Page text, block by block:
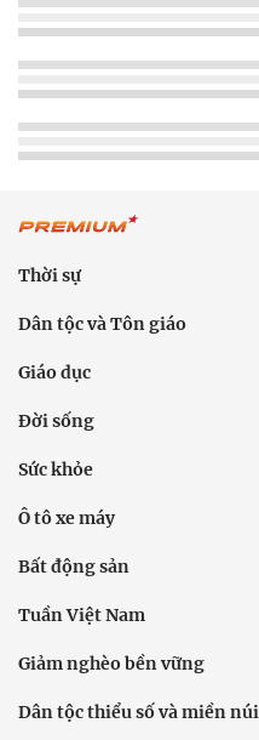
Thời sự
Dân tộc và Tôn giáo
Giáo dục
Đời sống
Sức khỏe
Ô tô xe máy
Bất động sản
Tuần Việt Nam
Giảm nghèo bền vững
Dân tộc thiểu số và miền núi